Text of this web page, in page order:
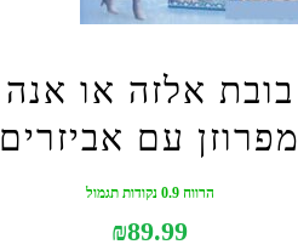
בובת אלזה או אנה
מפרוזן עם אביזרים
הרווח 0.9 נקודות תגמול
₪89.99